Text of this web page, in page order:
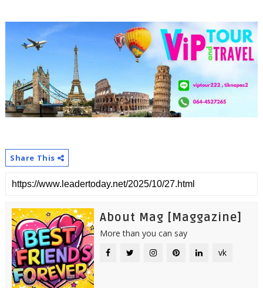
Share This
About Mag [Maggazine]
More than you can say
vk